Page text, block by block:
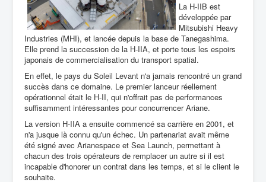
La H-IIB est
développée par
Mitsubishi Heavy
Industries (MHI), et lancée depuis la base de Tanegashima.
Elle prend la succession de la H-IIA, et porte tous les espoirs
japonais de commercialisation du transport spatial.
En effet, le pays du Soleil Levant n'a jamais rencontré un grand
succès dans ce domaine. Le premier lanceur réellement
opérationnel était le H-II, qui n'offrait pas de performances
suffisamment intéressantes pour concurrencer Ariane.
La version H-IIA a ensuite commencé sa carrière en 2001, et
n'a jusque là connu qu'un échec. Un partenariat avait même
été signé avec Arianespace et Sea Launch, permettant à
chacun des trois opérateurs de remplacer un autre si il est
incapable d'honorer un contrat dans les temps, et si le client le
souhaite.